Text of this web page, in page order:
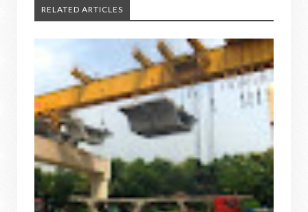
RELATED ARTICLES